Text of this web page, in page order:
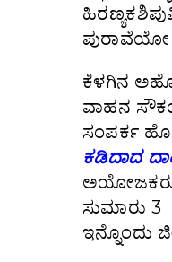
ಪುರಾವೆಯೋ
ಕೆಳಗಿನ
ವಾಹನ
ಸಂಪರ್ಕ
ಕಡಿದಾದ
ಸುಮಾರು 3
ಇನ್ನೊಂದು